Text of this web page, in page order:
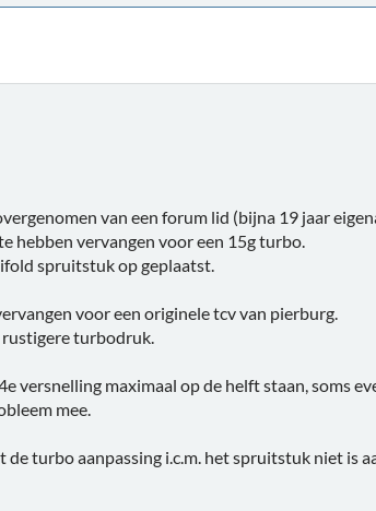
van een forum lid (bijna 19 jaar
hebben vervangen voor een 15g turbo.
spruitstuk op geplaatst.
voor een originele tcv van pierburg.
turbodruk.
versnelling maximaal op de helft staan, soms
mee.
de turbo aanpassing i.c.m. het spruitstuk niet is